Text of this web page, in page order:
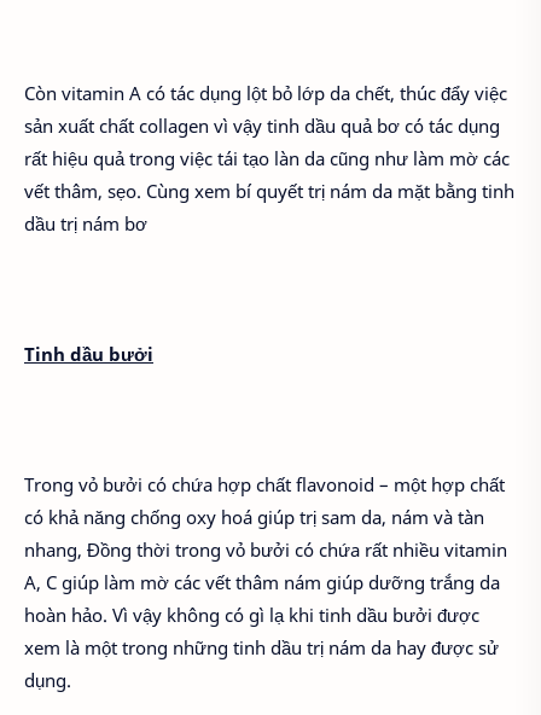
Còn vitamin A có tác dụng lột bỏ lớp da chết, thúc đẩy việc
sản xuất chất collagen vì vậy tinh dầu quả bơ có tác dụng
rất hiệu quả trong việc tái tạo làn da cũng như làm mờ các
vết thâm, sẹo. Cùng xem bí quyết trị nám da mặt bằng tinh
dầu trị nám bơ
Tinh dầu bưởi
Trong vỏ bưởi có chứa hợp chất flavonoid – một hợp chất
có khả năng chống oxy hoá giúp trị sam da, nám và tàn
nhang, Đồng thời trong vỏ bưởi có chứa rất nhiều vitamin
A, C giúp làm mờ các vết thâm nám giúp dưỡng trắng da
hoàn hảo. Vì vậy không có gì lạ khi tinh dầu bưởi được
xem là một trong những tinh dầu trị nám da hay được sử
dụng.